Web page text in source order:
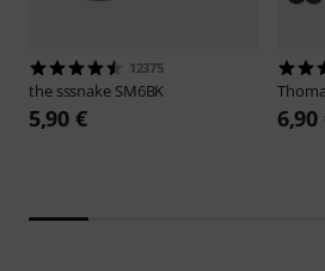
12375
the sssnake SM6BK
5,90 € 6,90